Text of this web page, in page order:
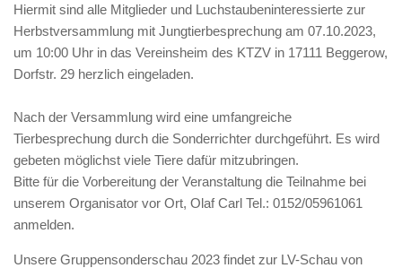
Hiermit sind alle Mitglieder und Luchstaubeninteressierte zur
Herbstversammlung mit Jungtierbesprechung am 07.10.2023,
um 10:00 Uhr in das Vereinsheim des KTZV in 17111 Beggerow,
Dorfstr. 29 herzlich eingeladen.
Nach der Versammlung wird eine umfangreiche
Tierbesprechung durch die Sonderrichter durchgeführt. Es wird
gebeten möglichst viele Tiere dafür mitzubringen.
Bitte für die Vorbereitung der Veranstaltung die Teilnahme bei
unserem Organisator vor Ort, Olaf Carl Tel.: 0152/05961061
anmelden.
Unsere Gruppensonderschau 2023 findet zur LV-Schau von